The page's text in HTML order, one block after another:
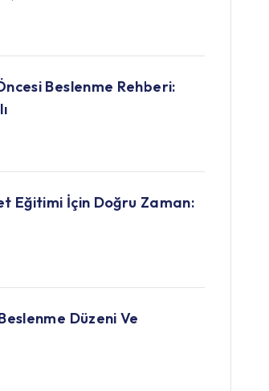
Beslenme Rehberi:
Eğitimi İçin Doğru Zaman:
Düzeni Ve